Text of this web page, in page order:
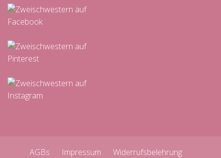
AGBs Impressum Widerrufsbelehrung